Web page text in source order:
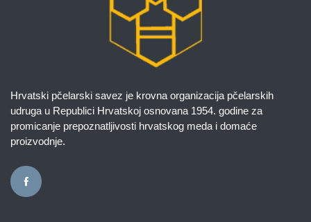
Hrvatski pčelarski savez je krovna organizacija pčelarskih
udruga u Republici Hrvatskoj osnovana 1954. godine za
promicanje prepoznatljivosti hrvatskog meda i domaće
proizvodnje.